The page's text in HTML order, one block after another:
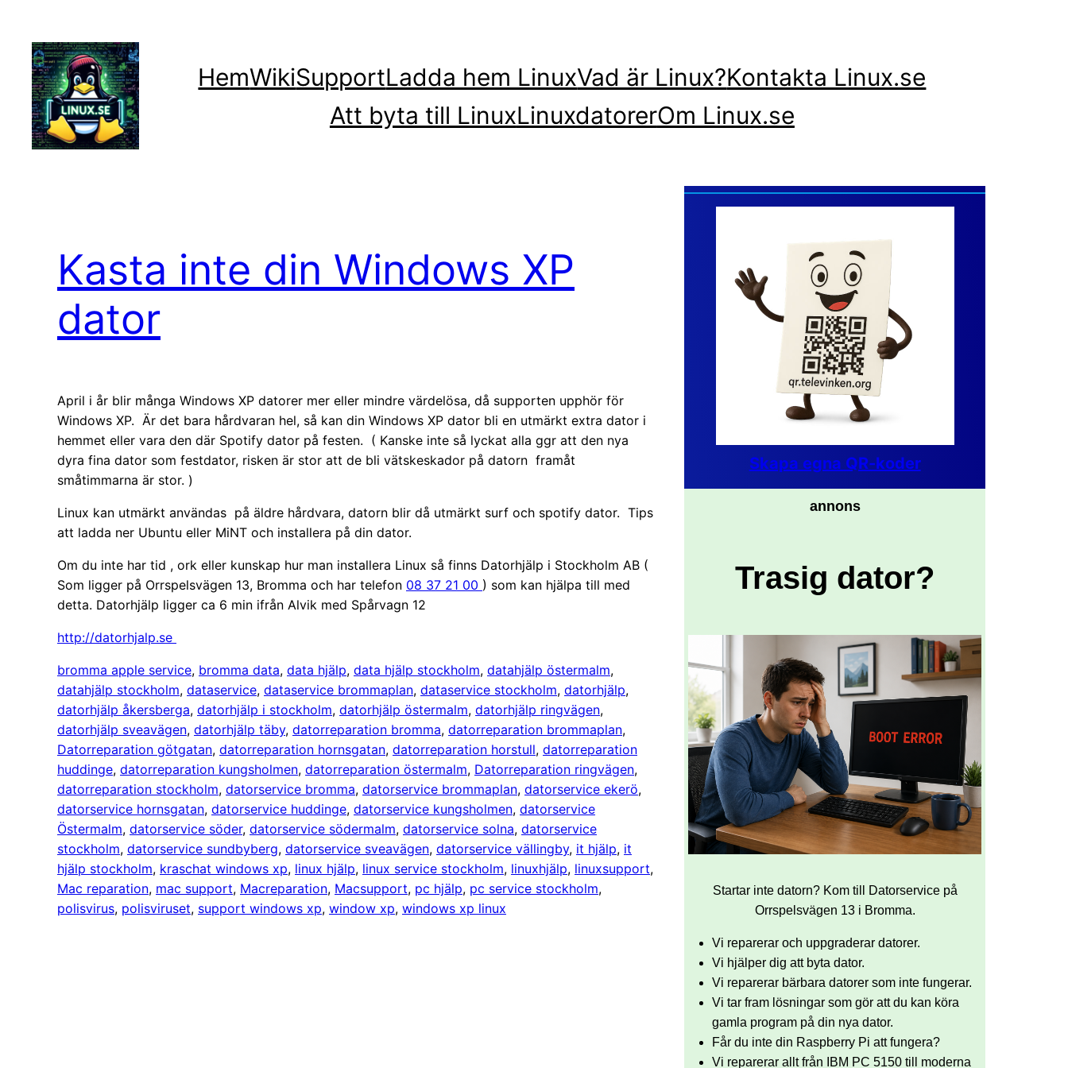
innehåll
HemWikiSupportLadda hem LinuxVad är Linux?Kontakta Linux.se
Att byta till LinuxLinuxdatorerOm Linux.se
Kasta inte din Windows XP
dator
April i år blir många Windows XP datorer mer eller mindre värdelösa, då supporten upphör för
Windows XP. Är det bara hårdvaran hel, så kan din Windows XP dator bli en utmärkt extra dator i
hemmet eller vara den där Spotify dator på festen. ( Kanske inte så lyckat alla ggr att den nya
dyra fina dator som festdator, risken är stor att de bli vätskeskador på datorn framåt
småtimmarna är stor. )
Linux kan utmärkt användas på äldre hårdvara, datorn blir då utmärkt surf och spotify dator. Tips
att ladda ner Ubuntu eller MiNT och installera på din dator.
Om du inte har tid , ork eller kunskap hur man installera Linux så finns Datorhjälp i Stockholm AB (
Som ligger på Orrspelsvägen 13, Bromma och har telefon 08 37 21 00 ) som kan hjälpa till med
detta. Datorhjälp ligger ca 6 min ifrån Alvik med Spårvagn 12
http://datorhjalp.se
bromma apple service, bromma data, data hjälp, data hjälp stockholm, datahjälp östermalm
datahjälp stockholm, dataservice, dataservice brommaplan, dataservice stockholm, datorhjälp
datorhjälp åkersberga, datorhjälp i stockholm, datorhjälp östermalm, datorhjälp ringvägen
datorhjälp sveavägen, datorhjälp täby, datorreparation bromma, datorreparation brommaplan
Datorreparation götgatan, datorreparation hornsgatan, datorreparation horstull, datorreparation
huddinge, datorreparation kungsholmen, datorreparation östermalm, Datorreparation ringvägen
datorreparation stockholm, datorservice bromma, datorservice brommaplan, datorservice ekerö
datorservice hornsgatan, datorservice huddinge, datorservice kungsholmen, datorservice
Östermalm, datorservice söder, datorservice södermalm, datorservice solna, datorservice
stockholm, datorservice sundbyberg, datorservice sveavägen, datorservice vällingby, it hjälp, it
hjälp stockholm, kraschat windows xp, linux hjälp, linux service stockholm, linuxhjälp, linuxsupport
Mac reparation, mac support, Macreparation, Macsupport, pc hjälp, pc service stockholm
polisvirus, polisviruset, support windows xp, window xp, windows xp linux
Skapa egna QR-koder
annons
Trasig dator?
Startar inte datorn? Kom till Datorservice på
Orrspelsvägen 13 i Bromma.
Vi reparerar och uppgraderar datorer.
Vi hjälper dig att byta dator.
Vi reparerar bärbara datorer som inte fungerar.
Vi tar fram lösningar som gör att du kan köra
gamla program på din nya dator.
Får du inte din Raspberry Pi att fungera?
Vi reparerar allt från IBM PC 5150 till moderna